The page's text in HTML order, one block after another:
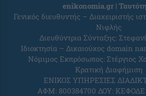
enikonomia.gr |
Γενικός διευθυντής – Διαχειριστής
Νιφλής
Διευθύντρια Σύνταξης:
Ιδιοκτησία – Δικαιούχος domain
Νόμιμος Εκπρόσωπος: Στέργιος
Κρατική Διαφήμιση
ΕΝΙΚΟΣ ΥΠΗΡΕΣΙΕΣ
ΑΦΜ: 800384700 ΔΟΥ: